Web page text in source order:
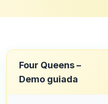
Four Queens –
Demo guiada